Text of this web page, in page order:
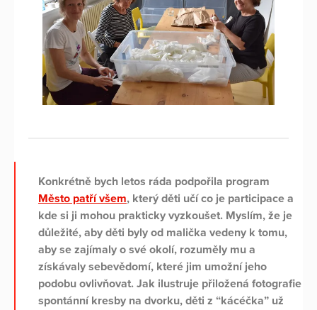
Konkrétně bych letos ráda podpořila program
Město patří všem, který děti učí co je participace a
kde si ji mohou prakticky vyzkoušet. Myslím, že je
důležité, aby děti byly od malička vedeny k tomu,
aby se zajímaly o své okolí, rozuměly mu a
získávaly sebevědomí, které jim umožní jeho
podobu ovlivňovat. Jak ilustruje přiložená fotografie
spontánní kresby na dvorku, děti z “kácéčka” už